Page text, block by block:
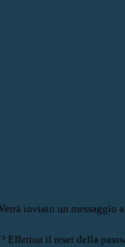
inviato un messaggio
Effettua il reset della